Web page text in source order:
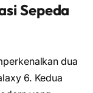
Sepeda
dua
6. Kedua